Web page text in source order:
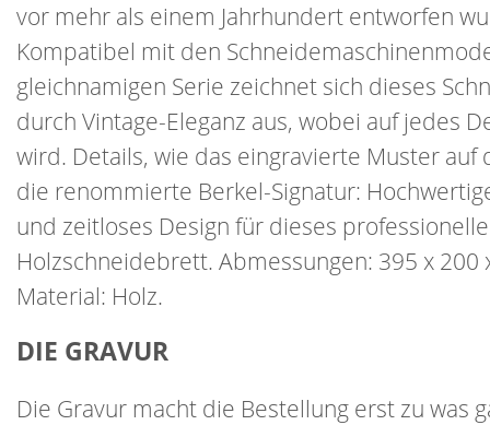
vor mehr als einem Jahrhundert entworfen
Kompatibel mit den
gleichnamigen Serie zeichnet sich dieses
durch Vintage-Eleganz aus, wobei auf jedes
wird. Details, wie das eingravierte Muster auf
die renommierte Berkel-Signatur:
und zeitloses Design für dieses professionelle
Holzschneidebrett. Abmessungen: 395 x 200
Material: Holz.
DIE GRAVUR
Die Gravur macht die Bestellung erst zu was